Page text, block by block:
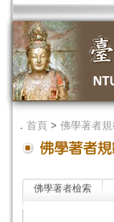
． 首頁 > 佛學著者
佛學著者檢索